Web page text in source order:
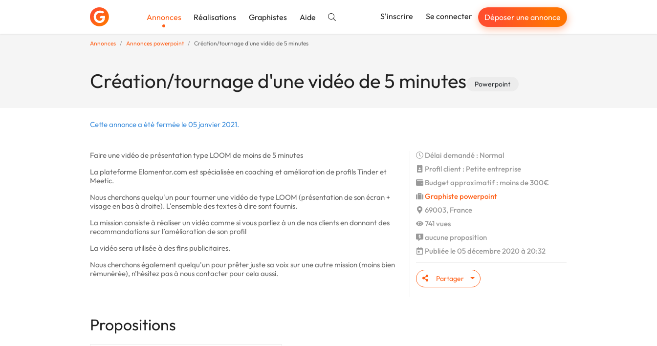
Annonces Réalisations Graphistes Aide S'inscrire Se connecter Déposer une annonce
Annonces Annonces powerpoint Création/tournage d'une vidéo de 5 minutes
Création/tournage d'une vidéo de 5 minutes Powerpoint
Cette annonce a été fermée le 05 janvier 2021.
Faire une vidéo de présentation type LOOM de moins de 5 minutes
La plateforme Elomentor.com est spécialisée en coaching et amélioration de profils Tinder et
Meetic.
Nous cherchons quelqu'un pour tourner une vidéo de type LOOM (présentation de son écran +
visage en bas à droite). L'ensemble des textes à dire sont fournis.
La mission consiste à réaliser un vidéo comme si vous parliez à un de nos clients en donnant des
recommandations sur l’amélioration de son profil
La vidéo sera utilisée à des fins publicitaires.
Nous cherchons également quelqu'un pour prêter juste sa voix sur une autre mission (moins bien
rémunérée), n'hésitez pas à nous contacter pour cela aussi.
Délai demandé : Normal
Profil client : Petite entreprise
Budget approximatif : moins de 300€
Graphiste powerpoint
69003, France
741 vues
aucune proposition
Publiée le 05 décembre 2020 à 20:32
Partager
Propositions